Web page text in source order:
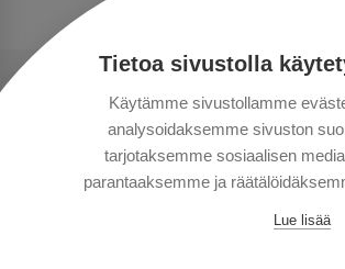
Tietoa sivustolla
Käytämme sivustollamme
analysoidaksemme sivuston
tarjotaksemme sosiaalisen
parantaaksemme ja
Lue lisää